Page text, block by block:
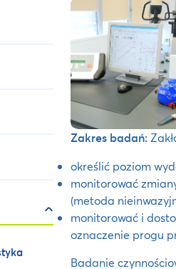
Zakres badań:
określić poziom
monitorować
(metoda
monitorować i
oznaczenie progu
Badanie